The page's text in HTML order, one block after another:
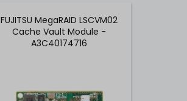
FUJITSU MegaRAID LSCVM02
Cache Vault Module -
A3C40174716